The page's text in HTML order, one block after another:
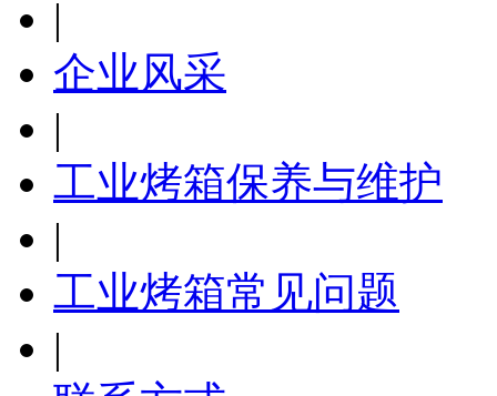
|
企业风采
|
工业烤箱保养与维护
|
工业烤箱常见问题
|